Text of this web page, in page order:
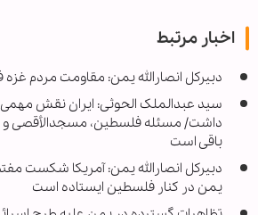
اخبار مرتبط
دبیرکل انصارالله یمن: مقاومت مردم غزه
سید عبدالملک الحوثی: ایران نقش مهمی
داشت/ مسئله فلسطین، مسجدالأقصی
باقی است
دبیرکل انصارالله یمن: آمریکا شکست
یمن در کنار فلسطین ایستاده است